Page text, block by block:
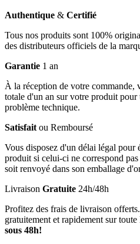
Authentique & Certifié
Tous nos produits sont 100%
des distributeurs officiels de la
Garantie 1 an
À la réception de votre commande,
totale d'un an sur votre produit
problème technique.
Satisfait ou Remboursé
Vous disposez d'un délai légal pour
produit si celui-ci ne correspond
soit renvoyé dans son emballage
Livraison Gratuite 24h/48h
Profitez des frais de livraison
gratuitement et rapidement sur toute
sous 48h!